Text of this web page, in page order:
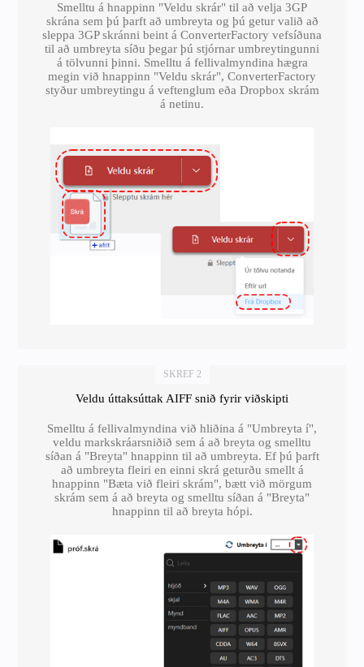
Smelltu á hnappinn "Veldu skrár" til að velja 3GP
skrána sem þú þarft að umbreyta og þú getur valið að
sleppa 3GP skránni beint á ConverterFactory vefsíðuna
til að umbreyta síðu þegar þú stjórnar umbreytingunni
á tölvunni þinni. Smelltu á fellivalmyndina hægra
megin við hnappinn "Veldu skrár", ConverterFactory
styður umbreytingu á veftenglum eða Dropbox skrám
á netinu.
SKREF 2
Veldu úttaksúttak AIFF snið fyrir viðskipti
Smelltu á fellivalmyndina við hliðina á "Umbreyta í",
veldu markskráarsniðið sem á að breyta og smelltu
síðan á "Breyta" hnappinn til að umbreyta. Ef þú þarft
að umbreyta fleiri en einni skrá geturðu smellt á
hnappinn "Bæta við fleiri skrám", bætt við mörgum
skrám sem á að breyta og smelltu síðan á "Breyta"
hnappinn til að breyta hópi.